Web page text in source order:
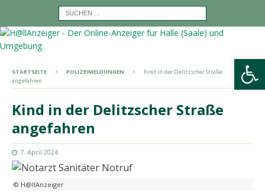
STARTSEITE POLIZEIMELDUNGEN
Kind in der Delitzscher Straße
angefahren
Kind in der Delitzscher Straße
angefahren
7. April 2024
© H@llAnzeiger
Werkzeugleiste öffnen